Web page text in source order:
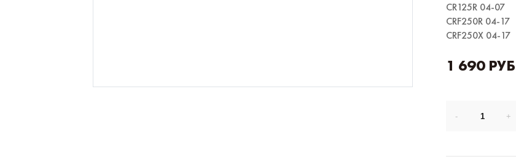
CR125R 04-07
CRF250R 04-17
CRF250X 04-17
1 690